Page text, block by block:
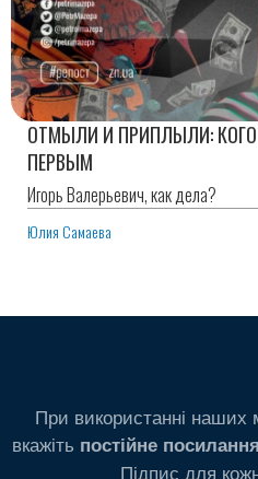
ОТМЫЛИ И ПРИПЛЫЛИ:
ПЕРВЫМ
Игорь Валерьевич, как дела?
Юлия Самаева
При використанні наших
вкажіть постійне
Підпис для